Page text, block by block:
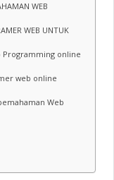
WEB
WEB UNTUK
Programming online
web online
Web